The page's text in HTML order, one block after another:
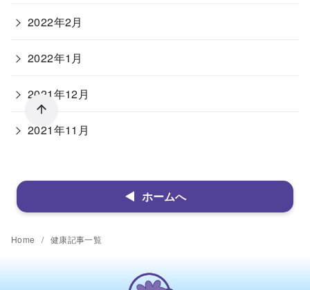
2022年2月
2022年1月
2021年12月
2021年11月
ホームへ
Home 健康記事一覧